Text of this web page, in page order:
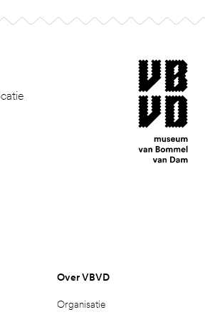
museum van
Over VBVD
Organisatie